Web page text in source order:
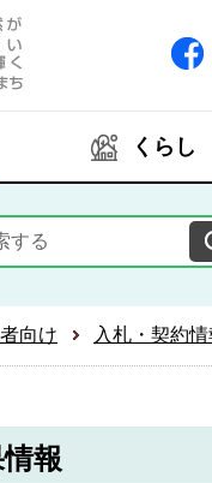
くらし
向け 入札・契約
報